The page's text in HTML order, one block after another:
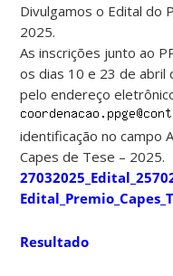
Divulgamos o Edital do
2025.
As inscrições junto ao
os dias 10 e 23 de abril
pelo endereço
identificação no campo
Capes de Tese – 2025.
Resultado